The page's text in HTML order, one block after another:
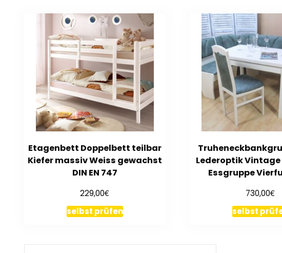
Etagenbett Doppelbett teilbar
Kiefer massiv Weiss gewachst
DIN EN 747
229,00€
selbst prüfen
Lederoptik
Essgruppe
730,00€
selbst